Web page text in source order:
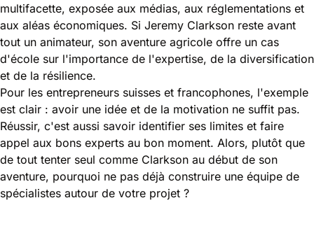
multifacette, exposée aux médias, aux réglementations et
aux aléas économiques. Si Jeremy Clarkson reste avant
tout un animateur, son aventure agricole offre un cas
d'école sur l'importance de l'expertise, de la diversification
et de la résilience.
Pour les entrepreneurs suisses et francophones, l'exemple
est clair : avoir une idée et de la motivation ne suffit pas.
Réussir, c'est aussi savoir identifier ses limites et faire
appel aux bons experts au bon moment. Alors, plutôt que
de tout tenter seul comme Clarkson au début de son
aventure, pourquoi ne pas déjà construire une équipe de
spécialistes autour de votre projet ?